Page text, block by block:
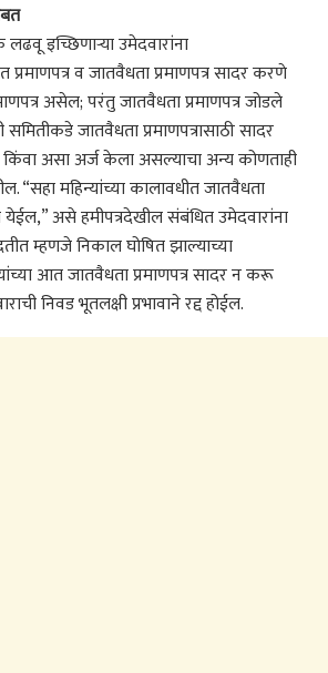
इच्छिणाऱ्या उमेदवारांना
प्रमाणपत्र व जातवैधता प्रमाणपत्र सादर करणे
असेल; परंतु जातवैधता प्रमाणपत्र जोडले
जातवैधता प्रमाणपत्रासाठी सादर
किंवा असा अर्ज केला असल्याचा अन्य कोणताही
“सहा महिन्यांच्या कालावधीत जातवैधता
येईल,” असे हमीपत्रदेखील संबंधित उमेदवारांना
म्हणजे निकाल घोषित झाल्याच्या
आत जातवैधता प्रमाणपत्र सादर न करू
निवड भूतलक्षी प्रभावाने रद्द होईल.